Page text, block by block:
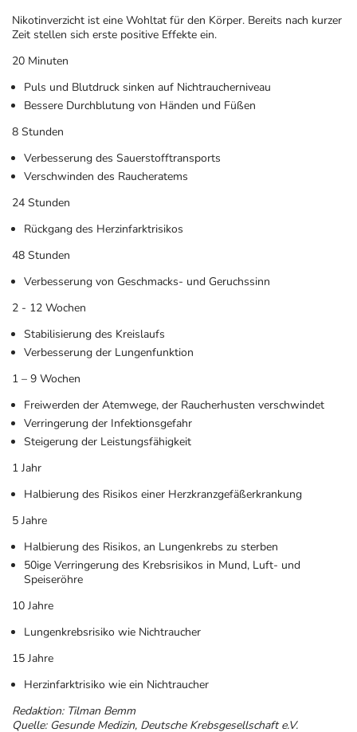
Nikotinverzicht ist eine Wohltat für den Körper. Bereits nach kurzer
Zeit stellen sich erste positive Effekte ein.
20 Minuten
Puls und Blutdruck sinken auf Nichtraucherniveau
Bessere Durchblutung von Händen und Füßen
8 Stunden
Verbesserung des Sauerstofftransports
Verschwinden des Raucheratems
24 Stunden
Rückgang des Herzinfarktrisikos
48 Stunden
Verbesserung von Geschmacks- und Geruchssinn
2 - 12 Wochen
Stabilisierung des Kreislaufs
Verbesserung der Lungenfunktion
1 – 9 Wochen
Freiwerden der Atemwege, der Raucherhusten verschwindet
Verringerung der Infektionsgefahr
Steigerung der Leistungsfähigkeit
1 Jahr
Halbierung des Risikos einer Herzkranzgefäßerkrankung
5 Jahre
Halbierung des Risikos, an Lungenkrebs zu sterben
50ige Verringerung des Krebsrisikos in Mund, Luft- und
Speiseröhre
10 Jahre
Lungenkrebsrisiko wie Nichtraucher
15 Jahre
Herzinfarktrisiko wie ein Nichtraucher
Redaktion: Tilman Bemm
Quelle: Gesunde Medizin, Deutsche Krebsgesellschaft e.V.